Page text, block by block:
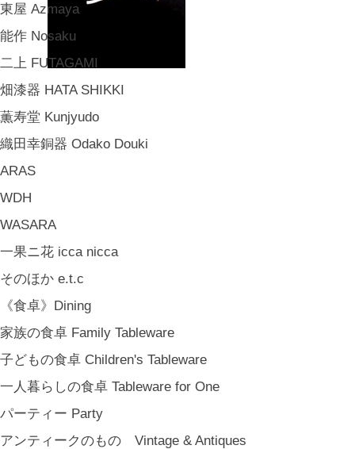
東屋 Azmaya
能作 Nosaku
二上 FUTAGAMI
畑漆器 HATA SHIKKI
薫寿堂 Kunjyudo
織田幸銅器 Odako Douki
ARAS
WDH
WASARA
一果ニ花 icca nicca
そのほか e.t.c
《食卓》Dining
家族の食卓 Family Tableware
子どもの食卓 Children's Tableware
一人暮らしの食卓 Tableware for One
パーティー Party
アンティークのもの Vintage & Antiques